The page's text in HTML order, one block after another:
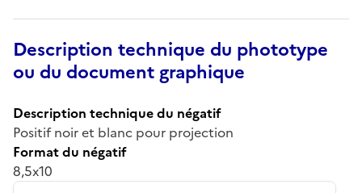
Description technique du phototype
ou du document graphique
Description technique du négatif
Positif noir et blanc pour projection
Format du négatif
8,5x10